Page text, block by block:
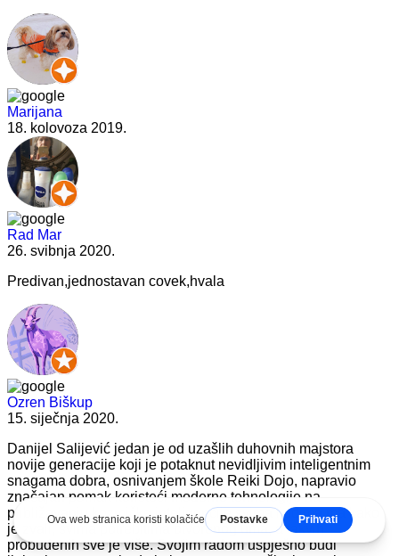
Marijana
18. kolovoza 2019.
Rad Mar
26. svibnja 2020.
Predivan,jednostavan covek,hvala
Ozren Biškup
15. siječnja 2020.
Danijel Salijević jedan je od uzašlih duhovnih majstora
novije generacije koji je potaknut nevidljivim inteligentnim
snagama dobra, osnivanjem škole Reiki Dojo, napravio
značajan pomak koristeći moderne tehnologije na
približavanju kozmičke inteligencije svima ljudima ma kako
je zvali, svima potrebitima otvorenog uma, a takvih
probuđenih sve je više. Svojim radom uspješno budi